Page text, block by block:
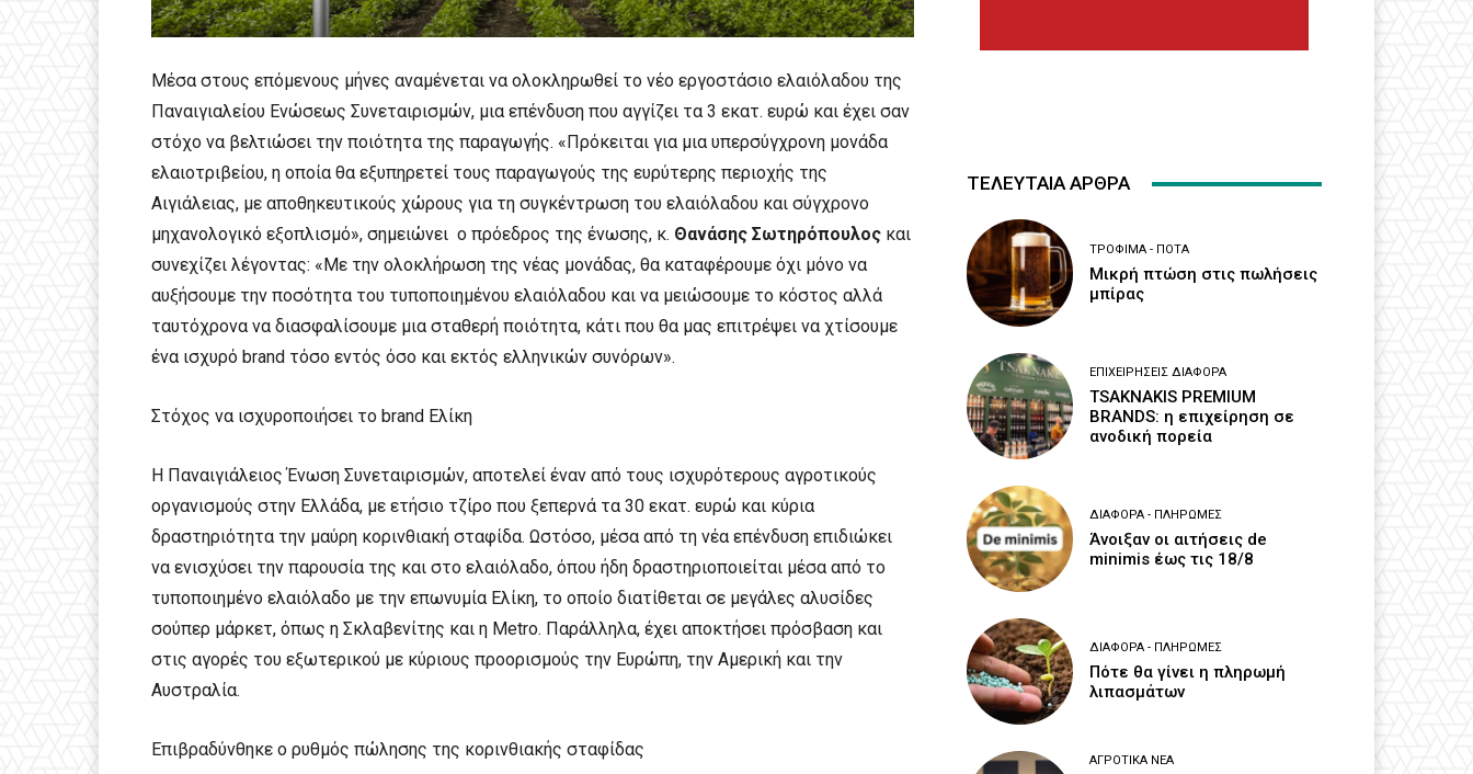
Μέσα στους επόμενους μήνες αναμένεται να ολοκληρωθεί το νέο εργοστάσιο ελαιόλαδου της
Παναιγιαλείου Ενώσεως Συνεταιρισμών, μια επένδυση που αγγίζει τα 3 εκατ. ευρώ και έχει σαν
στόχο να βελτιώσει την ποιότητα της παραγωγής. «Πρόκειται για μια υπερσύγχρονη μονάδα
ελαιοτριβείου, η οποία θα εξυπηρετεί τους παραγωγούς της ευρύτερης περιοχής της
Αιγιάλειας, με αποθηκευτικούς χώρους για τη συγκέντρωση του ελαιόλαδου και σύγχρονο
μηχανολογικό εξοπλισμό», σημειώνει ο πρόεδρος της ένωσης, κ. Θανάσης Σωτηρόπουλος και
συνεχίζει λέγοντας: «Με την ολοκλήρωση της νέας μονάδας, θα καταφέρουμε όχι μόνο να
αυξήσουμε την ποσότητα του τυποποιημένου ελαιόλαδου και να μειώσουμε το κόστος αλλά
ταυτόχρονα να διασφαλίσουμε μια σταθερή ποιότητα, κάτι που θα μας επιτρέψει να χτίσουμε
ένα ισχυρό brand τόσο εντός όσο και εκτός ελληνικών συνόρων».
Στόχος να ισχυροποιήσει το brand Ελίκη
Η Παναιγιάλειος Ένωση Συνεταιρισμών, αποτελεί έναν από τους ισχυρότερους αγροτικούς
οργανισμούς στην Ελλάδα, με ετήσιο τζίρο που ξεπερνά τα 30 εκατ. ευρώ και κύρια
δραστηριότητα την μαύρη κορινθιακή σταφίδα. Ωστόσο, μέσα από τη νέα επένδυση επιδιώκει
να ενισχύσει την παρουσία της και στο ελαιόλαδο, όπου ήδη δραστηριοποιείται μέσα από το
τυποποιημένο ελαιόλαδο με την επωνυμία Ελίκη, το οποίο διατίθεται σε μεγάλες αλυσίδες
σούπερ μάρκετ, όπως η Σκλαβενίτης και η Metro. Παράλληλα, έχει αποκτήσει πρόσβαση και
στις αγορές του εξωτερικού με κύριους προορισμούς την Ευρώπη, την Αμερική και την
Αυστραλία.
Επιβραδύνθηκε ο ρυθμός πώλησης της κορινθιακής σταφίδας
ΤΕΛΕΥΤΑΙΑ ΑΡΘΡΑ
ΤΡΌΦΙΜΑ - ΠΟΤΆ
Μικρή πτώση στις πωλήσεις
μπίρας
ΕΠΙΧΕΙΡΉΣΕΙΣ ΔΙΆΦΟΡΑ
TSAKNAKIS PREMIUM
BRANDS: η επιχείρηση σε
ανοδική πορεία
ΔΙΆΦΟΡΑ - ΠΛΗΡΩΜΈΣ
Άνοιξαν οι αιτήσεις de
minimis έως τις 18/8
ΔΙΆΦΟΡΑ - ΠΛΗΡΩΜΈΣ
Πότε θα γίνει η πληρωμή
λιπασμάτων
ΑΓΡΟΤΙΚΆ ΝΈΑ